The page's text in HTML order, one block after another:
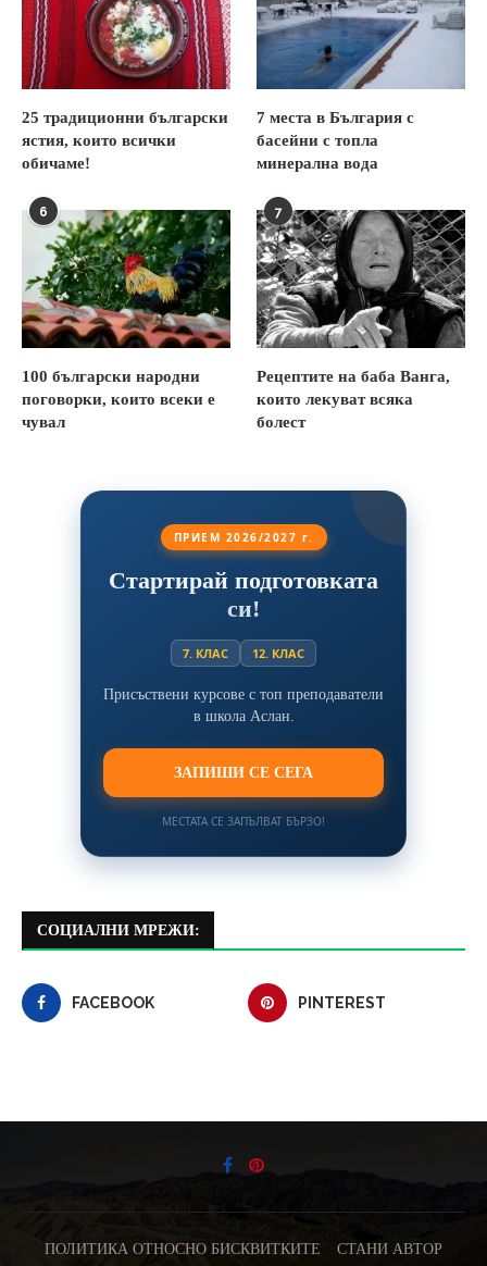
25 традиционни български
ястия, които всички
обичаме!
7 места в България с
басейни с топла
минерална вода
6
100 български народни
поговорки, които всеки е
чувал
7
Рецептите на баба Ванга,
които лекуват всяка
болест
ПРИЕМ 2026/2027 г.
Стартирай подготовката
си!
7. КЛАС 12. КЛАС
Присъствени курсове с топ преподаватели
в школа Аслан.
ЗАПИШИ СЕ СЕГА
МЕСТАТА СЕ ЗАПЪЛВАТ БЪРЗО!
СОЦИАЛНИ МРЕЖИ:
FACEBOOK PINTEREST
ПОЛИТИКА ОТНОСНО БИСКВИТКИТЕ СТАНИ АВТОР